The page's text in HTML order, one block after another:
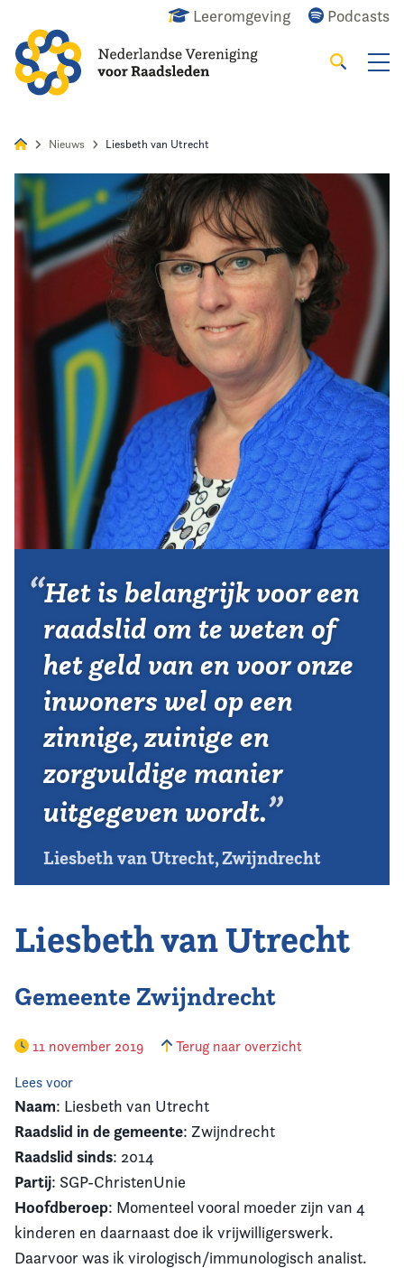
Leeromgeving Podcasts
Zoeken
Home
Agenda
Opleiding
Kennis & Informatie
Vereniging
Contact
Nieuws Liesbeth van Utrecht
Het is belangrijk voor een
raadslid om te weten of
het geld van en voor onze
inwoners wel op een
zinnige, zuinige en
zorgvuldige manier
uitgegeven wordt.
Liesbeth van Utrecht, Zwijndrecht
Liesbeth van Utrecht
Gemeente Zwijndrecht
11 november 2019 Terug naar overzicht
Lees voor
Naam: Liesbeth van Utrecht
Raadslid in de gemeente: Zwijndrecht
Raadslid sinds: 2014
Partij: SGP-ChristenUnie
Hoofdberoep: Momenteel vooral moeder zijn van 4
kinderen en daarnaast doe ik vrijwilligerswerk.
Daarvoor was ik virologisch/immunologisch analist.